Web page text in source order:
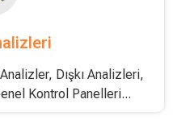
Dışkı Analizleri,
Kontrol Panelleri...